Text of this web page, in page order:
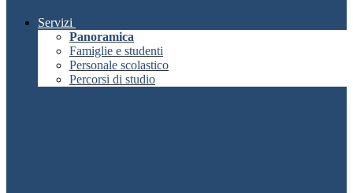
Servizi
Panoramica
Famiglie e studenti
Personale scolastico
Percorsi di studio